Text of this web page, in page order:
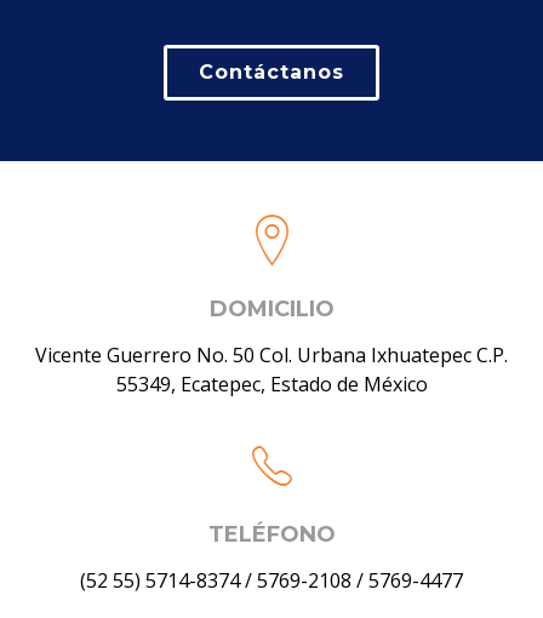
Contáctanos
DOMICILIO
Vicente Guerrero No. 50 Col. Urbana Ixhuatepec C.P.
55349, Ecatepec, Estado de México
TELÉFONO
(52 55) 5714-8374/5769-2108 /5769-4477